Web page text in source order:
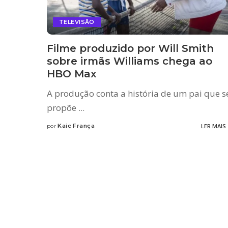
TELEVISÃO
Filme produzido por Will Smith
sobre irmãs Williams chega ao
HBO Max
A produção conta a história de um pai que
propõe ...
Posted
por Kaic França LER MAIS